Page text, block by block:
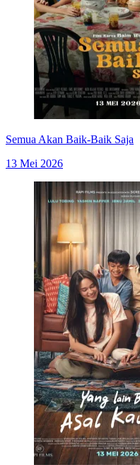
Semua Akan Baik-Baik Saja
13 Mei 2026